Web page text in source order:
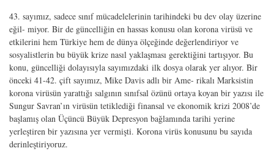
43. sayımız, sadece sınıf mücadelelerinin tarihindeki bu dev olay üzerine
eğil- miyor. Bir de güncelliğin en hassas konusu olan korona virüsü ve
etkilerini hem Türkiye hem de dünya ölçeğinde değerlendiriyor ve
sosyalistlerin bu büyük krize nasıl yaklaşması gerektiğini tartışıyor. Bu
konu, güncelliği dolayısıyla sayımızdaki ilk dosya olarak yer alıyor. Bir
önceki 41-42. çift sayımız, Mike Davis adlı bir Ame- rikalı Marksistin
korona virüsün yarattığı salgının sınıfsal özünü ortaya koyan bir yazısı ile
Sungur Savran’ın virüsün tetiklediği finansal ve ekonomik krizi 2008’de
başlamış olan Üçüncü Büyük Depresyon bağlamında tarihi yerine
yerleştiren bir yazısına yer vermişti. Korona virüs konusunu bu sayıda
derinleştiriyoruz.